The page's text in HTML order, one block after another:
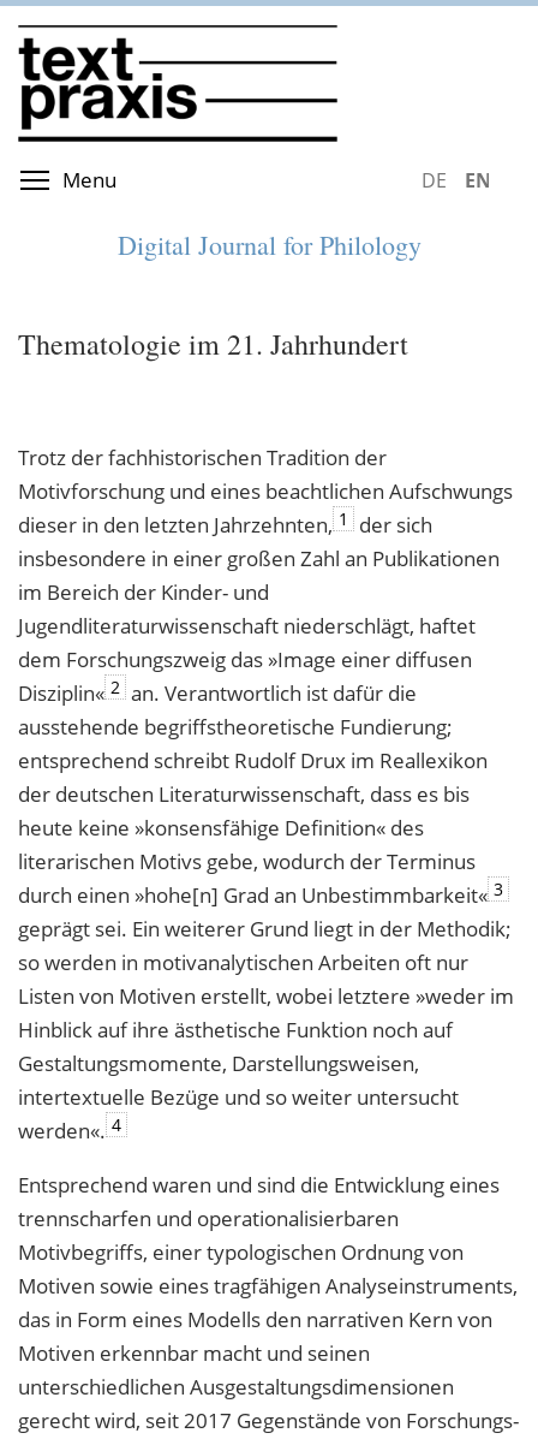
Skip
to
main
content
Menu DEUTSCH
Digital Journal for Philology
Thematologie im 21. Jahrhundert
Trotz der fachhistorischen Tradition der
Motivforschung und eines beachtlichen Aufschwungs
dieser in den letzten Jahrzehnten, 1
der sich
insbesondere in einer großen Zahl an Publikationen
im Bereich der Kinder- und
Jugendliteraturwissenschaft niederschlägt, haftet
dem Forschungszweig das »Image einer diffusen
Disziplin« 2 an. Verantwortlich ist dafür die
ausstehende begriffstheoretische Fundierung;
entsprechend schreibt Rudolf Drux im Reallexikon
der deutschen Literaturwissenschaft, dass es bis
heute keine »konsensfähige Definition« des
literarischen Motivs gebe, wodurch der Terminus
durch einen »hohe[n] Grad an Unbestimmbarkeit« 3
geprägt sei. Ein weiterer Grund liegt in der Methodik;
so werden in motivanalytischen Arbeiten oft nur
Listen von Motiven erstellt, wobei letztere »weder im
Hinblick auf ihre ästhetische Funktion noch auf
Gestaltungsmomente, Darstellungsweisen,
intertextuelle Bezüge und so weiter untersucht
werden«. 4
Entsprechend waren und sind die Entwicklung eines
trennscharfen und operationalisierbaren
Motivbegriffs, einer typologischen Ordnung von
Motiven sowie eines tragfähigen Analyseinstruments,
das in Form eines Modells den narrativen Kern von
Motiven erkennbar macht und seinen
unterschiedlichen Ausgestaltungsdimensionen
gerecht wird, seit 2017 Gegenstände von Forschungs-